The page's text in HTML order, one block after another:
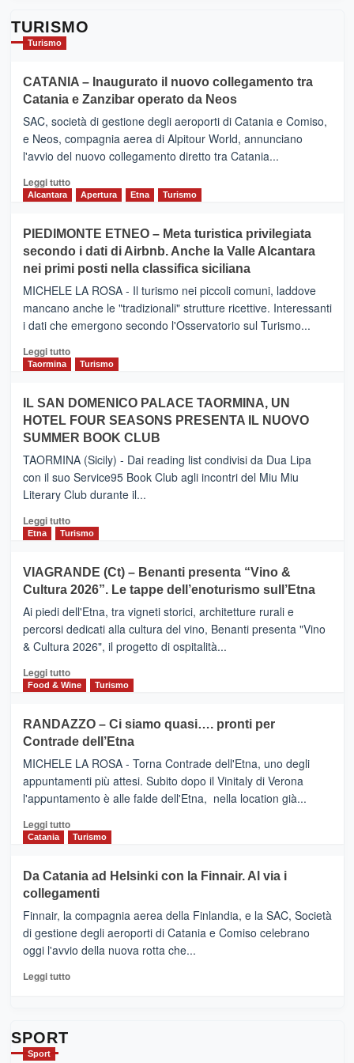
TURISMO
Turismo
CATANIA – Inaugurato il nuovo collegamento tra
Catania e Zanzibar operato da Neos
SAC, società di gestione degli aeroporti di Catania e Comiso,
e Neos, compagnia aerea di Alpitour World, annunciano
l'avvio del nuovo collegamento diretto tra Catania...
Leggi tuttoLeggi
CATANIA
–
Inaugurato
il
nuovo
collegamento
tra
e
Zanzibar
da
Neos
Alcantara Apertura Etna Turismo
PIEDIMONTE ETNEO – Meta turistica privilegiata
secondo i dati di Airbnb. Anche la Valle Alcantara
nei primi posti nella classifica siciliana
MICHELE LA ROSA - Il turismo nei piccoli comuni, laddove
mancano anche le "tradizionali" strutture ricettive. Interessanti
i dati che emergono secondo l'Osservatorio sul Turismo...
Leggi tuttoLeggi
PIEDIMONTE
ETNEO
–
Meta
turistica
privilegiata
secondo
dati
di
Anche
la
Alcantara
nei
primi
nella
classifica
Taormina Turismo
IL SAN DOMENICO PALACE TAORMINA, UN
HOTEL FOUR SEASONS PRESENTA IL NUOVO
SUMMER BOOK CLUB
TAORMINA (Sicily) - Dai reading list condivisi da Dua Lipa
con il suo Service95 Book Club agli incontri del Miu Miu
Literary Club durante il...
Leggi tuttoLeggi
di
IL
SAN
DOMENICO
PALACE
TAORMINA,
UN
HOTEL
FOUR
IL
NUOVO
SUMMER
CLUB
Etna Turismo
VIAGRANDE (Ct) – Benanti presenta “Vino &
Cultura 2026”. Le tappe dell’enoturismo sull’Etna
Ai piedi dell'Etna, tra vigneti storici, architetture rurali e
percorsi dedicati alla cultura del vino, Benanti presenta "Vino
& Cultura 2026", il progetto di ospitalità...
Leggi tuttoLeggi
di
VIAGRANDE
(Ct)
–
Benanti
presenta
“Vino
&
Cultura
tappe
dell’enoturismo
Food & Wine Turismo
RANDAZZO – Ci siamo quasi…. pronti per
Contrade dell’Etna
MICHELE LA ROSA - Torna Contrade dell'Etna, uno degli
appuntamenti più attesi. Subito dopo il Vinitaly di Verona
l'appuntamento è alle falde dell'Etna, nella location già...
Leggi tuttoLeggi
di
RANDAZZO
–
Ci
siamo
quasi….
pronti
per
Catania Turismo
Da Catania ad Helsinki con la Finnair. Al via i
collegamenti
Finnair, la compagnia aerea della Finlandia, e la SAC, Società
di gestione degli aeroporti di Catania e Comiso celebrano
oggi l'avvio della nuova rotta che...
Leggi tuttoLeggi
SPORT
Sport